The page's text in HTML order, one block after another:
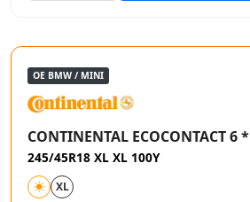
OE BMW / MINI
CONTINENTAL ECOCONTACT 6 *
245/45R18 XL XL 100Y
XL